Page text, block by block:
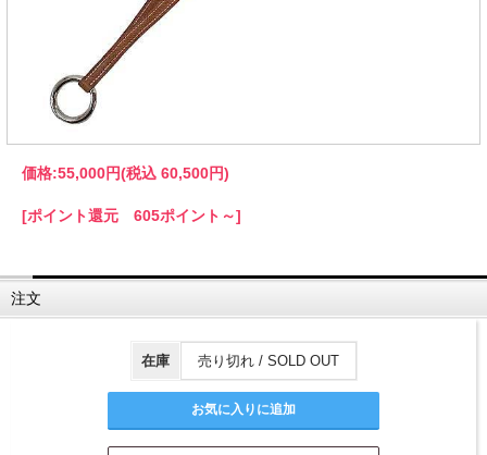
価格:55,000円(税込 60,500円)
[ポイント還元 605ポイント～]
注文
在庫 売り切れ / SOLD OUT